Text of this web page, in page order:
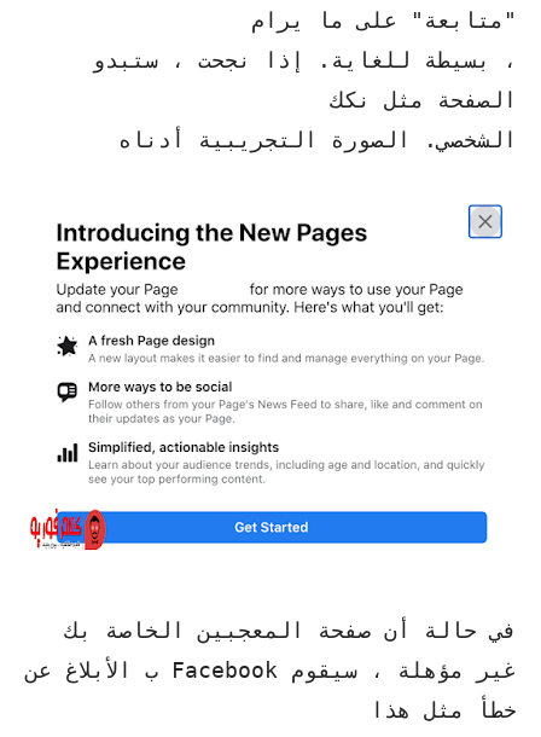
"متابعة" على ما يرام
، بسيطة للغاية. إذا نجحت ، ستبدو
الصفحة مثل نكك
الشخصي. الصورة التجريبية أدناه
في حالة أن صفحة المعجبين الخاصة بك
غير مؤهلة ، سيقوم Facebook ب الأبلاغ عن
خطأ مثل هذا